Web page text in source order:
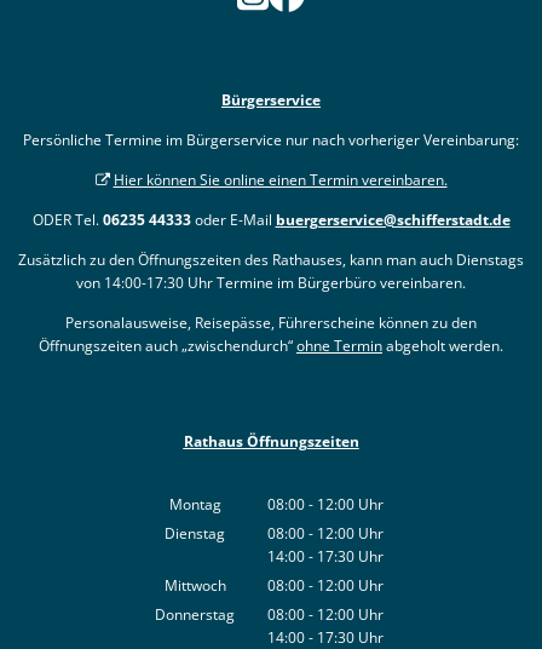
Bürgerservice
Persönliche Termine im Bürgerservice nur nach vorheriger Vereinbarung:
Hier können Sie online einen Termin vereinbaren.
ODER Tel.06235 44333oder E-Mail buergerservice@schifferstadt.de
Zusätzlich zu den Öffnungszeiten des Rathauses, kann man auch Dienstags
von 14:00-17:30 Uhr Termine im Bürgerbüro vereinbaren.
Personalausweise, Reisepässe, Führerscheine können zu den
Öffnungszeiten auch „zwischendurch“ohne Terminabgeholt werden.
Rathaus Öffnungszeiten
Montag 08:00- 12:00 Uhr
Von 08:00 bis 12:00 Uhr
Dienstag 08:00- 12:00 Uhr
Von 08:00 bis 12:00 Uhr
14:00- 17:30 Uhr
Von 14:00 bis 17:30 Uhr
Mittwoch 08:00- 12:00 Uhr
Von 08:00 bis 12:00 Uhr
Donnerstag 08:00- 12:00 Uhr
Von 08:00 bis 12:00 Uhr
14:00- 17:30 Uhr